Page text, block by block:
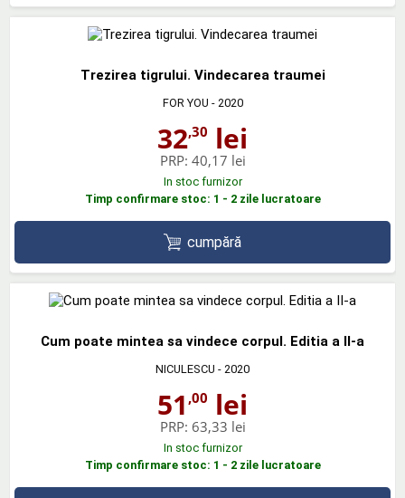
Trezirea tigrului. Vindecarea traumei
FOR YOU - 2020
32,30 lei
PRP: 40,17 lei
In stoc furnizor
Timp confirmare stoc: 1 - 2 zile lucratoare
cumpără
Cum poate mintea sa vindece corpul. Editia a II-a
NICULESCU - 2020
51 ,00 lei
PRP: 63,33 lei
In stoc furnizor
Timp confirmare stoc: 1 - 2 zile lucratoare